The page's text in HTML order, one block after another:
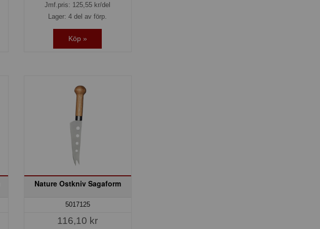
Jmf.pris: 125,55 kr/del
Lager: 4 del av förp.
Köp »
Nature Ostkniv Sagaform
5017125
116,10 kr